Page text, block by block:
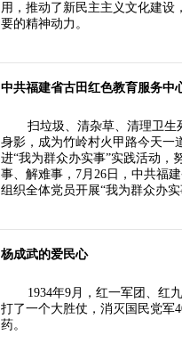
用，推动了新民主主义文化建设
要的精神动力。
扫垃圾、清杂草、清理卫
身影，成为竹岭村火甲路今天一
进“我为群众办实事”实践活动，
事、解难事，7月26日，中共福
组织全体党员开展“我为群众办
杨成武的爱民心
1934年9月，红一军团、红
打了一个大胜仗，消灭国民党军
药。